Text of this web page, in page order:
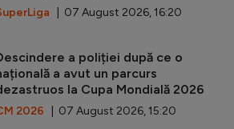
| 07 August 2026, 16:20
a poliției după ce o
a avut un parcurs
la Cupa Mondială 2026
2026 | 07 August 2026, 15:20